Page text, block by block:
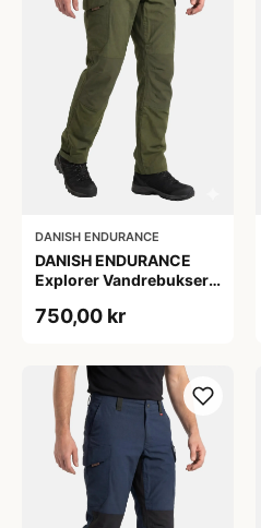
DANISH ENDURANCE
DANISH ENDURANCE
Explorer Vandrebukser,
750,00 kr